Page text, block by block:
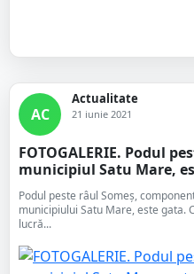
AC
Actualitate
21 iunie 2021
FOTOGALERIE. Podul
municipiul Satu Mare,
Podul peste râul Someș,
municipiului Satu Mare, este gata.
lucră...